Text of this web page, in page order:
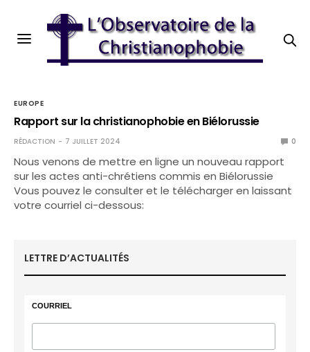
EUROPE
Rapport sur la christianophobie en Biélorussie
RÉDACTION 7 JUILLET 2024 0
Nous venons de mettre en ligne un nouveau rapport
sur les actes anti-chrétiens commis en Biélorussie
Vous pouvez le consulter et le télécharger en laissant
votre courriel ci-dessous:
LETTRE D’ACTUALITÉS
COURRIEL